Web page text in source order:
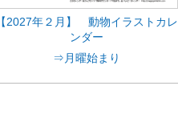
【2027年２月】 動物イラストカレ
ンダー
⇒月曜始まり